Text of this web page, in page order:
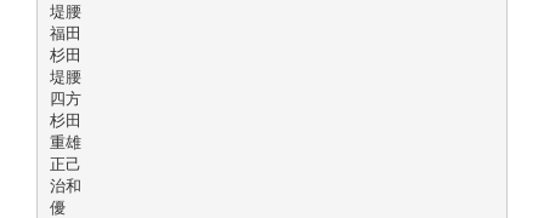
堤腰
福田
杉田
堤腰
四方
杉田
重雄
正己
治和
優